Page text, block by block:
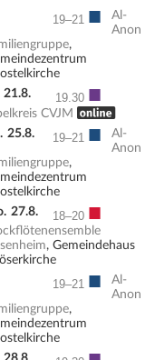
19–21 ■
Al-
Anon
,
21.8. 19.30 ■
CVJM
, ONLINE
25.8. 19–21 ■
Al-
Anon
,
27.8. 18–20 ■
, Gemeindehaus
19–21 ■
Al-
Anon
,